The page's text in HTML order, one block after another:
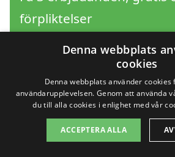
förpliktelser
Sök efter en
professionell
solpaneler i
Denna webbplats
cookies
Denna webbplats använder
användarupplevelsen. Genom att använda
du till alla cookies i enlighet med vår
ACCEPTERA ALLA